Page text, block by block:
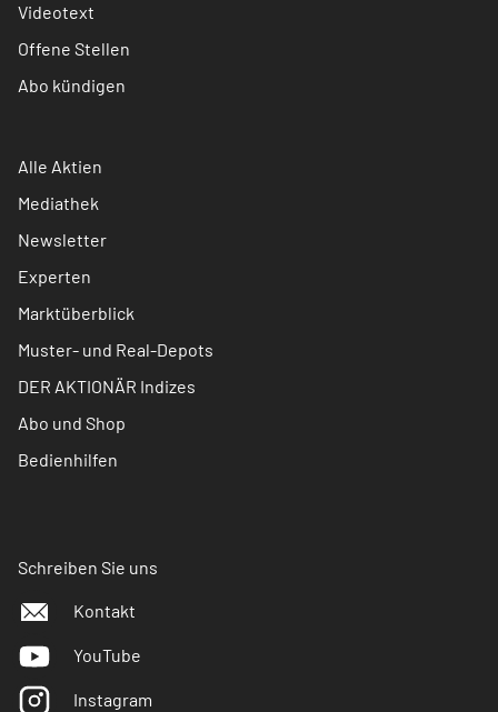
Videotext
Offene Stellen
Abo kündigen
Alle Aktien
Mediathek
Newsletter
Experten
Marktüberblick
Muster- und Real-Depots
DER AKTIONÄR Indizes
Abo und Shop
Bedienhilfen
Schreiben Sie uns
Kontakt
YouTube
Instagram